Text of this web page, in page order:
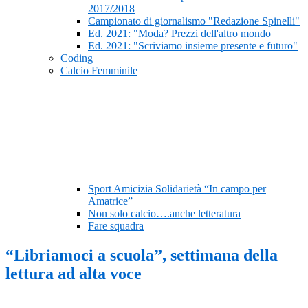
2017/2018
Campionato di giornalismo "Redazione Spinelli"
Ed. 2021: "Moda? Prezzi dell'altro mondo
Ed. 2021: "Scriviamo insieme presente e futuro"
Coding
Calcio Femminile
Sport Amicizia Solidarietà “In campo per
Amatrice”
Non solo calcio….anche letteratura
Fare squadra
“Libriamoci a scuola”, settimana della
lettura ad alta voce